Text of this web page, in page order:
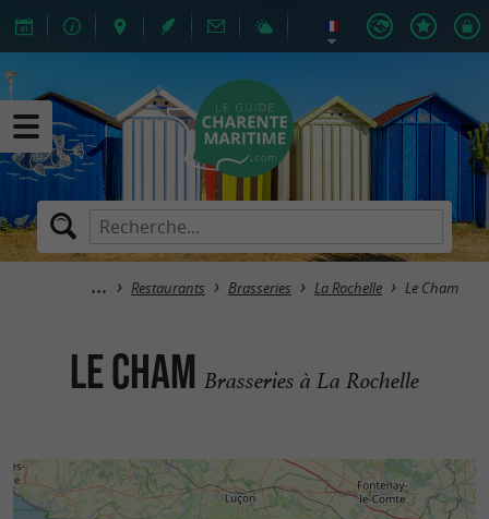
Restaurants Brasseries La Rochelle Le Cham
Le Cham Brasseries à La Rochelle